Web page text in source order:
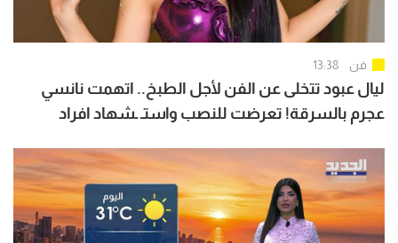
فن 13:38
ليال عبود تتخلى عن الفن لأجل الطبخ.. اتهمت نانسي
عجرم بالسرقة! تعرضت للنصب واستـ ـشهاد افراد